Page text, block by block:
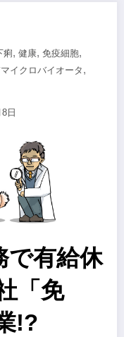
痢, 健康, 免疫細胞,
イクロバイオータ ,
日
で有給休
「免
!?